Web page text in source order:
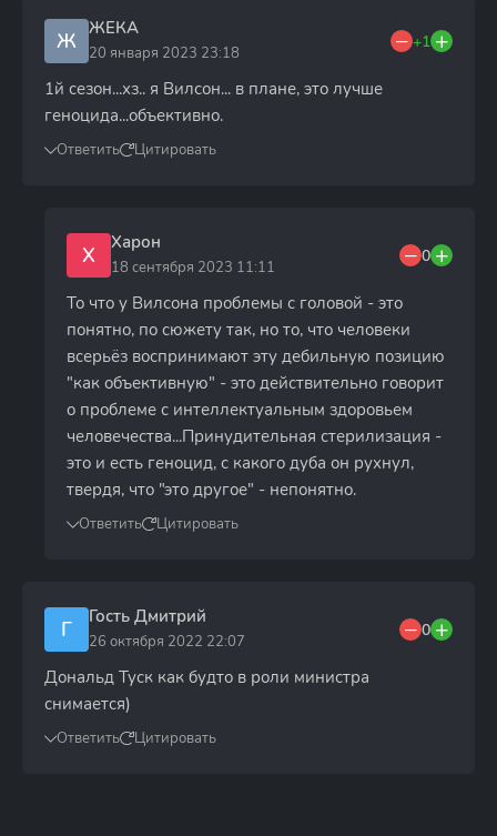
Ж ЖЕКА
20 января 2023 23:18
+1
1й сезон...хз.. я Вилсон... в плане, это лучше
геноцида...объективно.
Ответить Цитировать
Х Харон
18 сентября 2023 11:11
0
То что у Вилсона проблемы с головой - это
понятно, по сюжету так, но то, что человеки
всерьёз воспринимают эту дебильную позицию
"как объективную" - это действительно говорит
о проблеме с интеллектуальным здоровьем
человечества...Принудительная стерилизация -
это и есть геноцид, с какого дуба он рухнул,
твердя, что "это другое" - непонятно.
Ответить Цитировать
Г Гость Дмитрий
26 октября 2022 22:07
0
Дональд Туск как будто в роли министра
снимается)
Ответить Цитировать